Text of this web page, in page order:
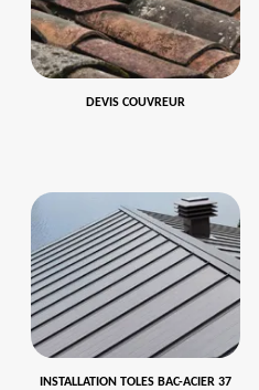
DEVIS COUVREUR
INSTALLATION TOLES BAC-ACIER 37